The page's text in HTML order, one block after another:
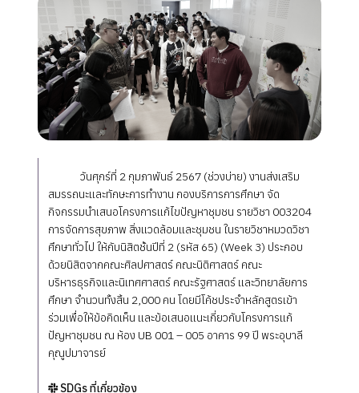
วันศุกร์ที่ 2 กุมภาพันธ์ 2567 (ช่วงบ่าย) งานส่งเสริม
สมรรถนะและทักษะการทำงาน กองบริการการศึกษา จัด
กิจกรรมนำเสนอโครงการแก้ไขปัญหาชุมชน รายวิชา 003204
การจัดการสุขภาพ สิ่งแวดล้อมและชุมชน ในรายวิชาหมวดวิชา
ศึกษาทั่วไป ให้กับนิสิตชั้นปีที่ 2 (รหัส 65) (Week 3) ประกอบ
ด้วยนิสิตจากคณะศิลปศาสตร์ คณะนิติศาสตร์ คณะ
บริหารธุรกิจและนิเทศศาสตร์ คณะรัฐศาสตร์ และวิทยาลัยการ
ศึกษา จำนวนทั้งสิ้น 2,000 คน โดยมีโค้ชประจำหลักสูตรเข้า
ร่วมเพื่อให้ข้อคิดเห็น และข้อเสนอแนะเกี่ยวกับโครงการแก้
ปัญหาชุมชน ณ ห้อง UB 001 – 005 อาคาร 99 ปี พระอุบาลี
คุณูปมาจารย์
SDGs ที่เกี่ยวข้อง